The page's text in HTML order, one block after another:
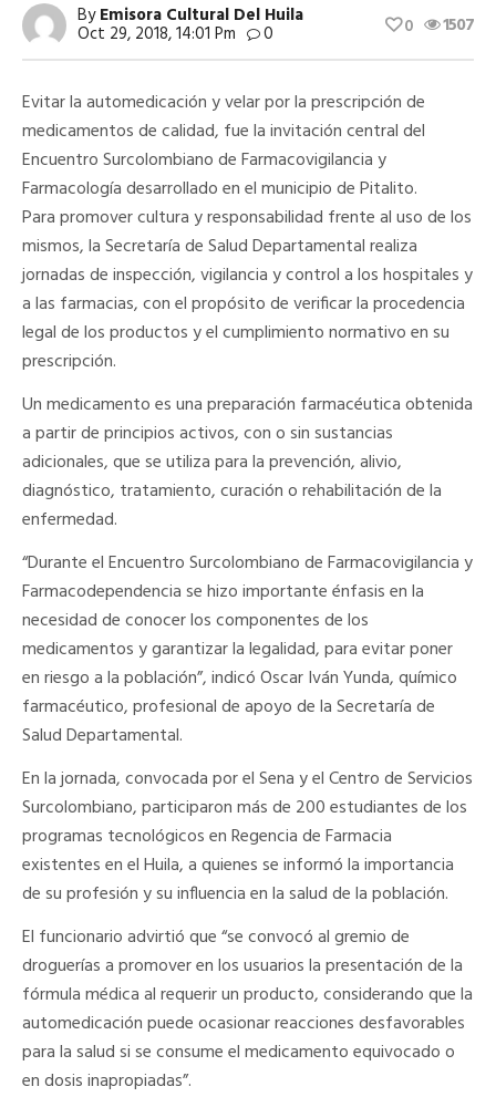
ByEmisora Cultural Del Huila
Oct 29, 2018, 14:01 Pm 0 1507
0
Evitar la automedicación y velar por la prescripción de
medicamentos de calidad, fue la invitación central del
Encuentro Surcolombiano de Farmacovigilancia y
Farmacología desarrollado en el municipio de Pitalito.
Para promover cultura y responsabilidad frente al uso de los
mismos, la Secretaría de Salud Departamental realiza
jornadas de inspección, vigilancia y control a los hospitales y
a las farmacias, con el propósito de verificar la procedencia
legal de los productos y el cumplimiento normativo en su
prescripción.
Un medicamento es una preparación farmacéutica obtenida
a partir de principios activos, con o sin sustancias
adicionales, que se utiliza para la prevención, alivio,
diagnóstico, tratamiento, curación o rehabilitación de la
enfermedad.
“Durante el Encuentro Surcolombiano de Farmacovigilancia y
Farmacodependencia se hizo importante énfasis en la
necesidad de conocer los componentes de los
medicamentos y garantizar la legalidad, para evitar poner
en riesgo a la población”, indicó Oscar Iván Yunda, químico
farmacéutico, profesional de apoyo de la Secretaría de
Salud Departamental.
En la jornada, convocada por el Sena y el Centro de Servicios
Surcolombiano, participaron más de 200 estudiantes de los
programas tecnológicos en Regencia de Farmacia
existentes en el Huila, a quienes se informó la importancia
de su profesión y su influencia en la salud de la población.
El funcionario advirtió que “se convocó al gremio de
droguerías a promover en los usuarios la presentación de la
fórmula médica al requerir un producto, considerando que la
automedicación puede ocasionar reacciones desfavorables
para la salud si se consume el medicamento equivocado o
en dosis inapropiadas”.